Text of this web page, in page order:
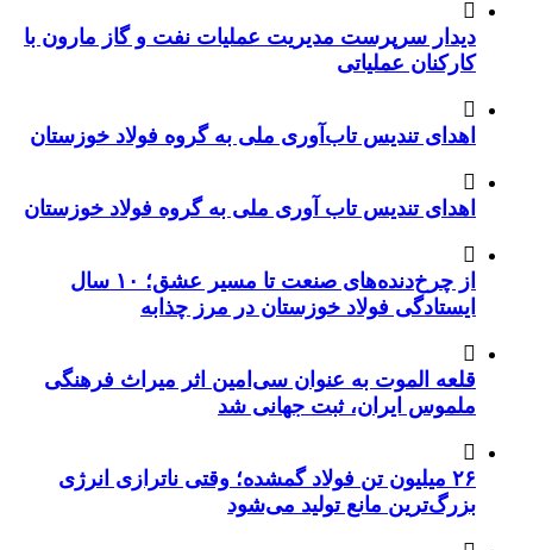
دیدار سرپرست مدیریت عملیات نفت و گاز مارون با
کارکنان عملیاتی
اهدای تندیس تاب‌آوری ملی به گروه فولاد خوزستان
اهدای تندیس تاب آوری ملی به گروه فولاد خوزستان
از چرخ‌دنده‌های صنعت تا مسیر عشق؛ ۱۰ سال
ایستادگی فولاد خوزستان در مرز چذابه
قلعه الموت به عنوان سی‌امین اثر میراث‌ فرهنگی
ملموس ایران، ثبت جهانی شد
۲۶ میلیون تن فولاد گمشده؛ وقتی ناترازی انرژی
بزرگ‌ترین مانع تولید می‌شود